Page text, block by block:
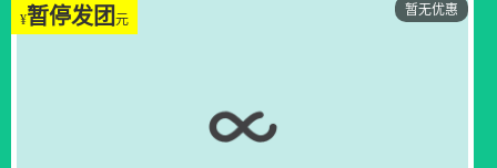
¥暂停发团 元
暂无优惠